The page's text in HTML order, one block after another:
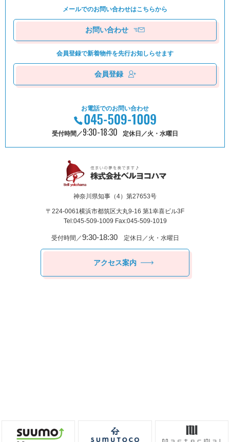
メールでのお問い合わせはこちらから
お問い合わせ
会員登録で新着物件を先⾏お知しらせます
会員登録
お電話でのお問い合わせ
受付時間／9:30-18:30 定休日／火・水曜日
神奈川県知事（4）第27653号
〒224-0061横浜市都筑区⼤丸9-16 第1幸喜ビル3F
Tel:045-509-1009 Fax:045-509-1019
受付時間／9:30-18:30定休日／火・水曜日
アクセス案内